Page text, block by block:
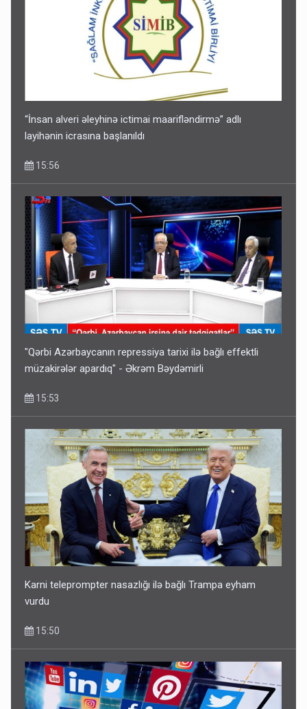
“İnsan alveri əleyhinə ictimai maarifləndirmə” adlı
layihənin icrasına başlanıldı
15:56
"Qərbi Azərbaycanın repressiya tarixi ilə bağlı effektli
müzakirələr apardıq" - Əkrəm Bəydəmirli
15:53
Karni teleprompter nasazlığı ilə bağlı Trampa eyham
vurdu
15:50